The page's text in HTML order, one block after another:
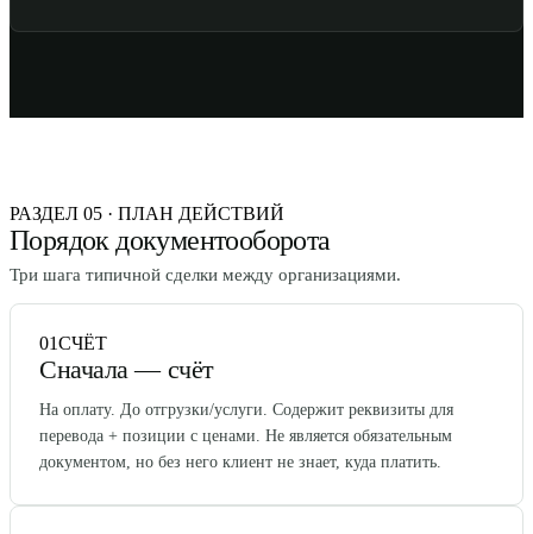
РАЗДЕЛ 05 · ПЛАН ДЕЙСТВИЙ
Порядок документооборота
Три шага типичной сделки между организациями.
01СЧЁТ
Сначала — счёт
На оплату. До отгрузки/услуги. Содержит реквизиты для
перевода + позиции с ценами. Не является обязательным
документом, но без него клиент не знает, куда платить.